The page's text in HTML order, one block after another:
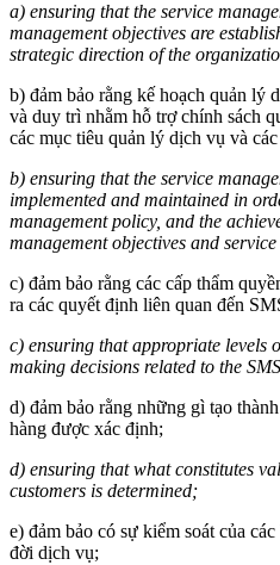
a) ensuring that the service
management objectives are
strategic direction of the
b) đảm bảo rằng kế hoạch quản lý
và duy trì nhằm hỗ trợ chính sách
các mục tiêu quản lý dịch vụ và
b) ensuring that the service
implemented and maintained in
management policy, and the
management objectives and
c) đảm bảo rằng các cấp thẩm
ra các quyết định liên quan đến
c) ensuring that appropriate levels
making decisions related to the
d) đảm bảo rằng những gì tạo
hàng được xác định;
d) ensuring that what constitutes
customers is determined;
e) đảm bảo có sự kiểm soát của
đời dịch vụ;